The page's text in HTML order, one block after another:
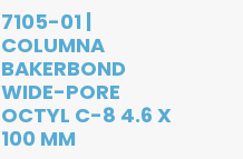
7105-01 |
COLUMNA
BAKERBOND
WIDE-PORE
OCTYL C-8 4.6 X
100 MM